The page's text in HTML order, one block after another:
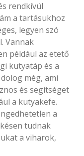
rendkívül
a tartásukhoz
legyen szó
Vannak
például az etető
kutyatáp és a
még, ami
és segítséget
a kutyakefe.
a
tudnak
a viharok,